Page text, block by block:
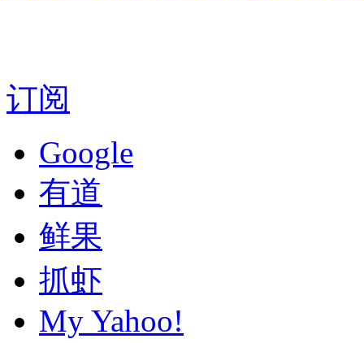
订阅
Google
有道
鲜果
抓虾
My Yahoo!